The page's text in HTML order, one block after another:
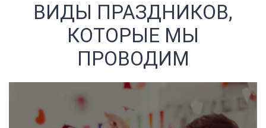
ВИДЫ ПРАЗДНИКОВ,
КОТОРЫЕ МЫ
ПРОВОДИМ